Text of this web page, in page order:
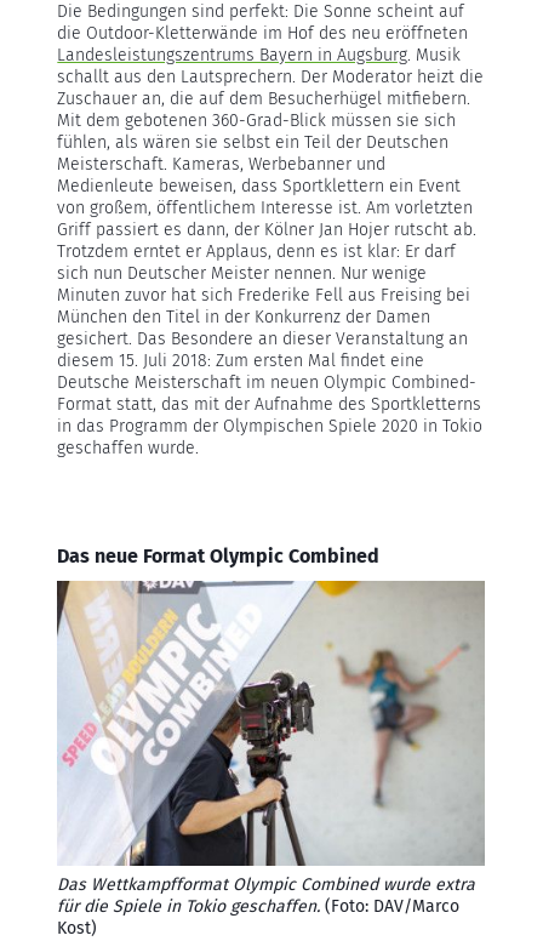
Die Bedingungen sind perfekt: Die Sonne scheint auf
die Outdoor-Kletterwände im Hof des neu eröffneten
Landesleistungszentrums Bayern in Augsburg. Musik
schallt aus den Lautsprechern. Der Moderator heizt die
Zuschauer an, die auf dem Besucherhügel mitfiebern.
Mit dem gebotenen 360-Grad-Blick müssen sie sich
fühlen, als wären sie selbst ein Teil der Deutschen
Meisterschaft. Kameras, Werbebanner und
Medienleute beweisen, dass Sportklettern ein Event
von großem, öffentlichem Interesse ist. Am vorletzten
Griff passiert es dann, der Kölner Jan Hojer rutscht ab.
Trotzdem erntet er Applaus, denn es ist klar: Er darf
sich nun Deutscher Meister nennen. Nur wenige
Minuten zuvor hat sich Frederike Fell aus Freising bei
München den Titel in der Konkurrenz der Damen
gesichert. Das Besondere an dieser Veranstaltung an
diesem 15. Juli 2018: Zum ersten Mal findet eine
Deutsche Meisterschaft im neuen Olympic Combined-
Format statt, das mit der Aufnahme des Sportkletterns
in das Programm der Olympischen Spiele 2020 in Tokio
geschaffen wurde.
Das neue Format Olympic Combined
Das Wettkampfformat Olympic Combined wurde extra
für die Spiele in Tokio geschaffen.(Foto: DAV/Marco
Kost)